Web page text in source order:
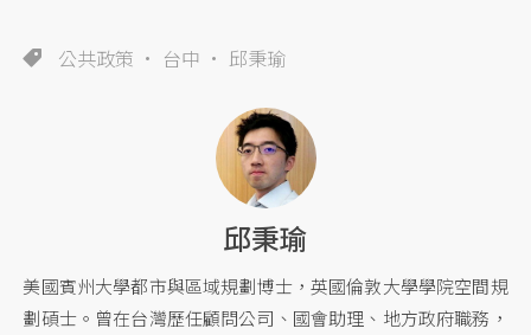
公共政策 台中 邱秉瑜
邱秉瑜
美國賓州大學都市與區域規劃博士，英國倫敦大學學院空間規
劃碩士。曾在台灣歷任顧問公司、國會助理、地方政府職務，